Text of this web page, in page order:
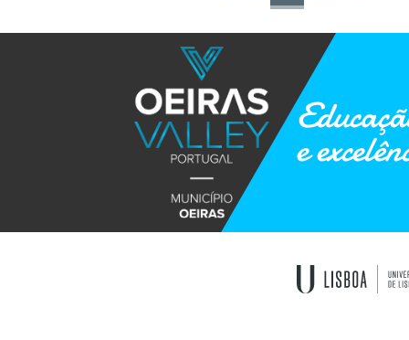
e